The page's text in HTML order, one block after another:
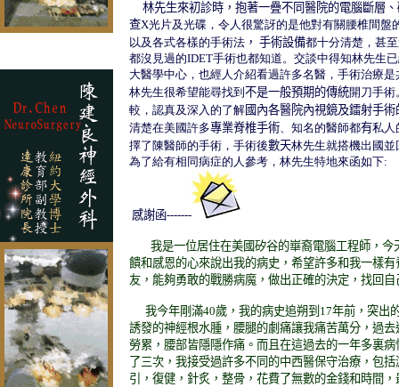
林先生來初診時 ，抱著一疊不同醫院的電腦斷層
查X光片及光碟，令人很驚訝的是他對有關腰椎間盤
以及各式各樣的手術法 ， 手術設備都十分清楚，甚
都沒見過的IDET手術也都知道。交談中得知林先生
大醫學中心，也經人介紹看過許多名醫，手術治療
林先生很希望能尋找到 不是一般預期的傳統開刀手術
較，認真及深入的了解國內各醫院內視鏡及鐳射手術
清楚在美國許多專業脊椎手術、知名的醫師都有私人
擇了陳醫師的手術，手術後數天林先生就搭機出國
為了給有相同病症的人參考，林先生特地來函如下:
感謝函-------
我是一位居住在美國矽谷的崋裔電腦工程師 ， 今
饋和感恩的心來說出我的病史，希望許多和我一樣有
友，能夠勇敢的戰勝病魔，做出正確的決定，找回自
我今年剛滿40歲，我的病史追朔到 17年前，突出
誘發的神經根水腫，腰腿的劇痛讓我痛苦萬分，過
勞累，腰部皆隱隱作痛。而且在這過去的一年多裏
了三次，我接受過許多不同的中西醫保守治療，包
引，復健，針炙，整骨，花費了無數的金錢和時間